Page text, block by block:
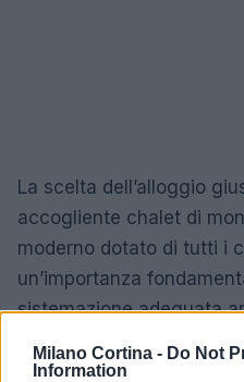
Milano Cortina - Do Not
Information
La scelta dell’alloggio
accogliente chalet di
moderno dotato di tutti i
un’importanza
sistemazione adeguata
immergersi nella natura